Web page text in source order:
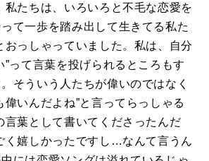
私たちは、いろいろと不毛な恋愛を
て一歩を踏み出して生きてる私た
おっしゃっていました。私は、自分
”って言葉を投げられるところもす
そういう人たちが偉いのではなく
偉いんだよね”と言ってらっしゃる
言葉として書いてくださったんだ
く嬉しかったですし…なんて言うん